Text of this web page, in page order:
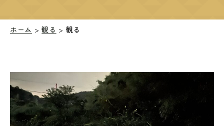
ホーム >観る > 観る